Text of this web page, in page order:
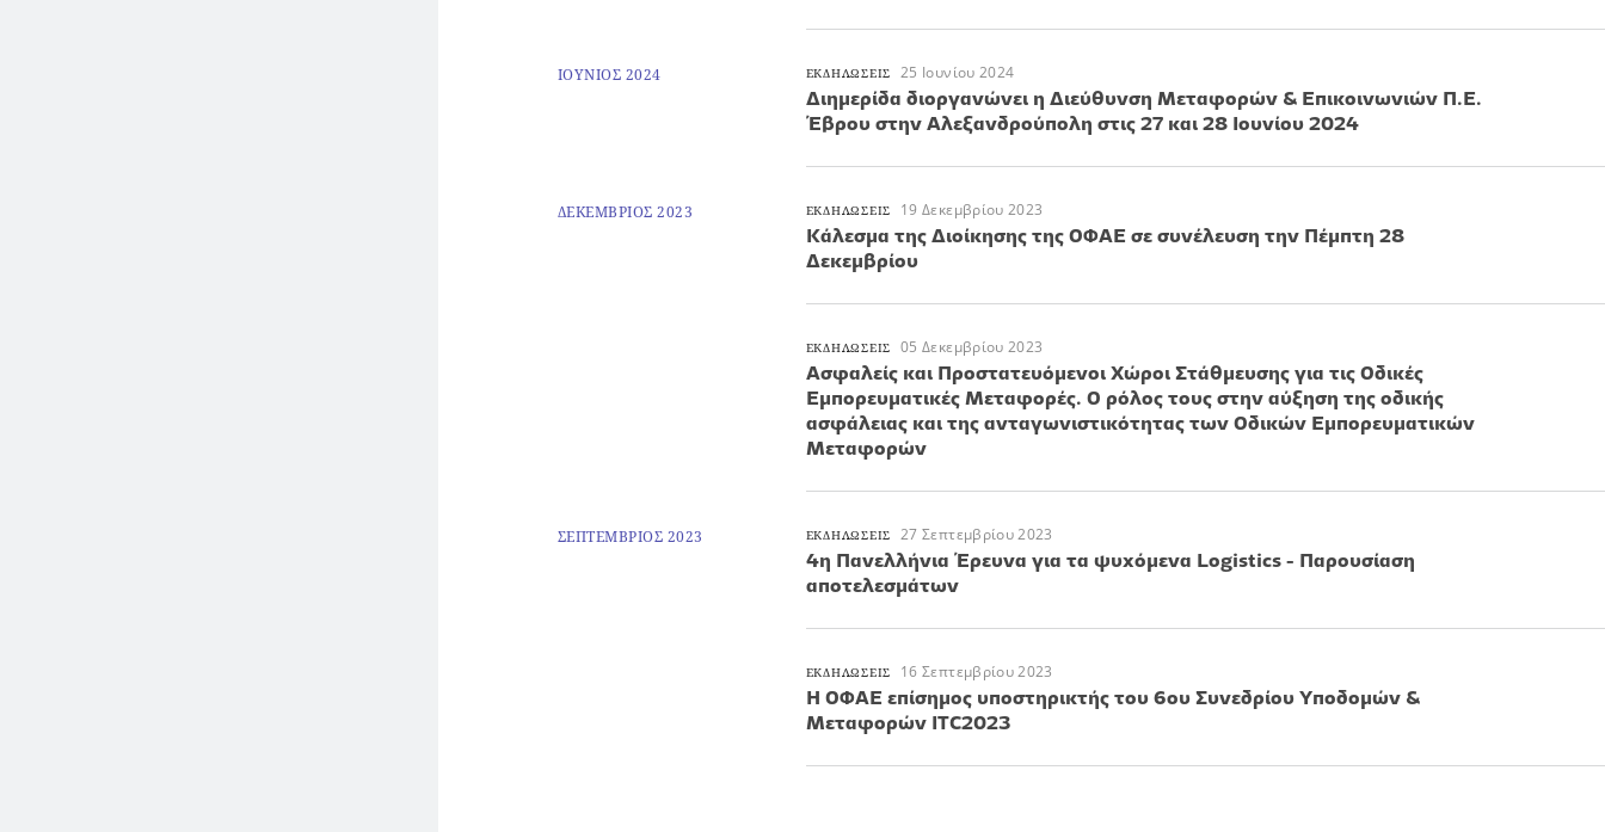
ΙΟΥΝΙΟΣ 2024 ΕΚΔΗΛΩΣΕΙΣ 25 Ιουνίου 2024
Διημερίδα διοργανώνει η Διεύθυνση Μεταφορών & Επικοινωνιών Π.Ε.
Έβρου στην Αλεξανδρούπολη στις 27 και 28 Ιουνίου 2024
ΔΕΚΕΜΒΡΙΟΣ 2023 ΕΚΔΗΛΩΣΕΙΣ 19 Δεκεμβρίου 2023
Κάλεσμα της Διοίκησης της ΟΦΑΕ σε συνέλευση την Πέμπτη 28
Δεκεμβρίου
ΕΚΔΗΛΩΣΕΙΣ 05 Δεκεμβρίου 2023
Ασφαλείς και Προστατευόμενοι Χώροι Στάθμευσης για τις Οδικές
Εμπορευματικές Μεταφορές. Ο ρόλος τους στην αύξηση της οδικής
ασφάλειας και της ανταγωνιστικότητας των Οδικών Εμπορευματικών
Μεταφορών
ΣΕΠΤΕΜΒΡΙΟΣ 2023 ΕΚΔΗΛΩΣΕΙΣ 27 Σεπτεμβρίου 2023
4η Πανελλήνια Έρευνα για τα ψυχόμενα Logistics - Παρουσίαση
αποτελεσμάτων
ΕΚΔΗΛΩΣΕΙΣ 16 Σεπτεμβρίου 2023
H ΟΦΑΕ επίσημος υποστηρικτής του 6ου Συνεδρίου Υποδομών &
Μεταφορών ΙΤC2023